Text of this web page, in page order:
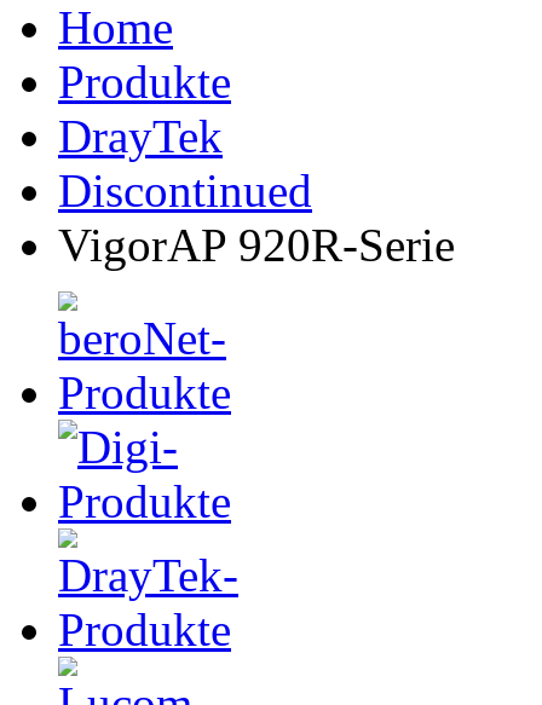
Home
Produkte
DrayTek
Discontinued
VigorAP 920R-Serie